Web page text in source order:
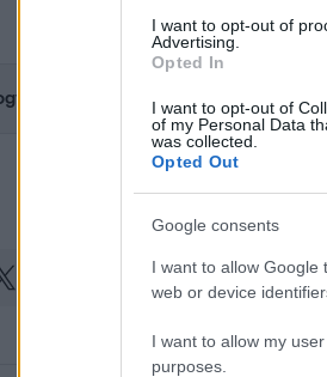
I want to opt-out of
Advertising.
Opted In
I want to opt-out of
of my Personal Data
was collected.
Opted Out
Google consents
I want to allow Google
web or device
I want to allow my
purposes.
az RTL.hu az elsők között legyen